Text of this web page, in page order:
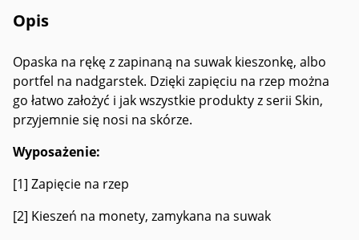
Opis
Opaska na rękę z zapinaną na suwak kieszonkę, albo
portfel na nadgarstek. Dzięki zapięciu na rzep można
go łatwo założyć i jak wszystkie produkty z serii Skin,
przyjemnie się nosi na skórze.
Wyposażenie:
[1] Zapięcie na rzep
[2] Kieszeń na monety, zamykana na suwak